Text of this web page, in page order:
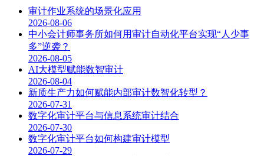
审计作业系统的场景化应用
2026-08-06
中小会计师事务所如何用审计自动化平台实现“人少事
多”逆袭？
2026-08-05
AI大模型赋能数智审计
2026-08-04
新质生产力如何赋能内部审计数智化转型？
2026-07-31
数字化审计平台与信息系统审计结合
2026-07-30
数字化审计平台如何构建审计模型
2026-07-29